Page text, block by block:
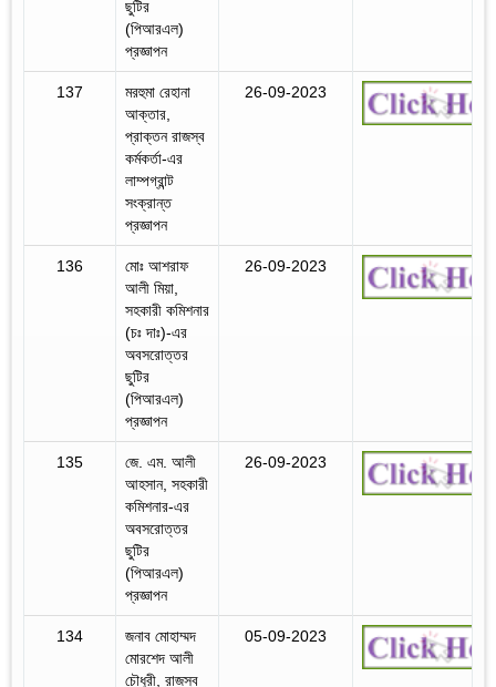
ছুটির
(পিআরএল)
প্রজ্ঞাপন
137
মরহুমা রেহানা
আক্তার,
প্রাক্তন রাজস্ব
কর্মকর্তা-এর
লাম্পগ্রান্ট
সংক্রান্ত
প্রজ্ঞাপন
26-09-2023
136
মোঃ আশরাফ
আলী মিয়া,
সহকারী কমিশনার
(চঃ দাঃ)-এর
অবসরোত্তর
ছুটির
(পিআরএল)
প্রজ্ঞাপন
26-09-2023
135
জে. এম. আলী
আহসান, সহকারী
কমিশনার-এর
অবসরোত্তর
ছুটির
(পিআরএল)
প্রজ্ঞাপন
26-09-2023
134
জনাব মোহাম্মদ
মোরশেদ আলী
চৌধুরী, রাজস্ব
05-09-2023